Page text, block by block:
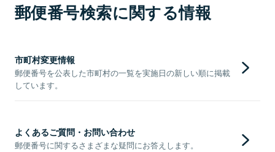
郵便番号検索に関する情報
市町村変更情報
郵便番号を公表した市町村の一覧を実施日の新しい順に掲載
しています。
よくあるご質問・お問い合わせ
郵便番号に関するさまざまな疑問にお答えします。